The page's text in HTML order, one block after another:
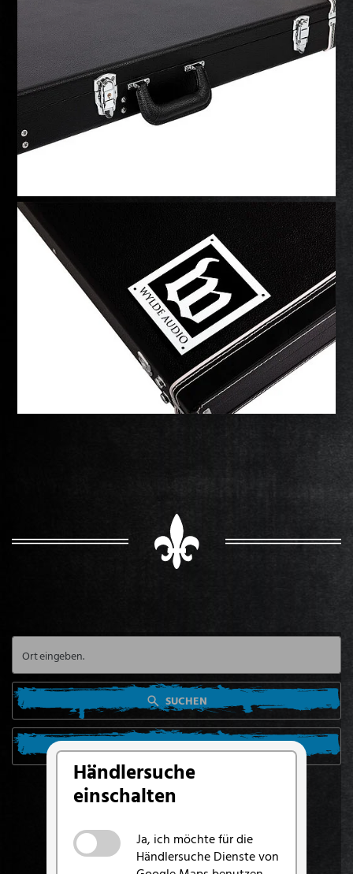
Händlersuche
einschalten
Ja, ich möchte für die
Händlersuche Dienste von
SUCHEN
SUCHE VON MEINEM STANDORT AUS